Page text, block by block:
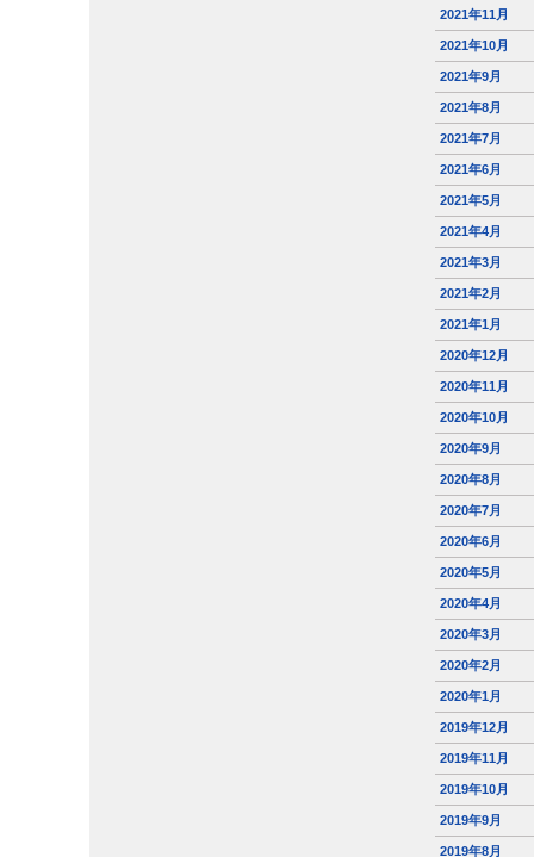
2021年11月
2021年10月
2021年9月
2021年8月
2021年7月
2021年6月
2021年5月
2021年4月
2021年3月
2021年2月
2021年1月
2020年12月
2020年11月
2020年10月
2020年9月
2020年8月
2020年7月
2020年6月
2020年5月
2020年4月
2020年3月
2020年2月
2020年1月
2019年12月
2019年11月
2019年10月
2019年9月
2019年8月